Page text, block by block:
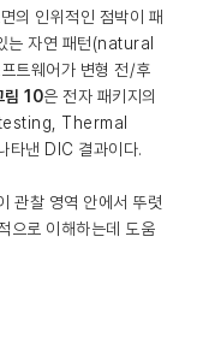
의 인위적인 점박이 패
자연 패턴(natural
트웨어가 변형 전/후
림 10은 전자 패키지의
testing, Thermal
낸 DIC 결과이다.
관찰 영역 안에서 뚜렷
으로 이해하는데 도움